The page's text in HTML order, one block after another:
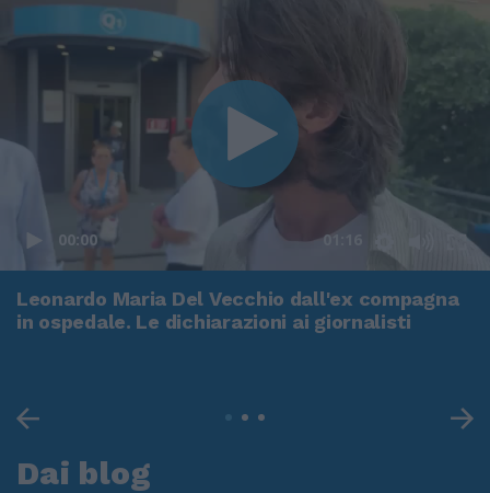
00:00 01:16
Leonardo Maria Del Vecchio dall'ex compagna
in ospedale. Le dichiarazioni ai giornalisti
Dai blog